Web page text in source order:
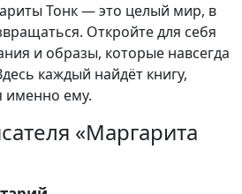
Тонк — это целый мир, в
Откройте для себя
и образы, которые навсегда
каждый найдёт книгу,
именно ему.
«Маргарита